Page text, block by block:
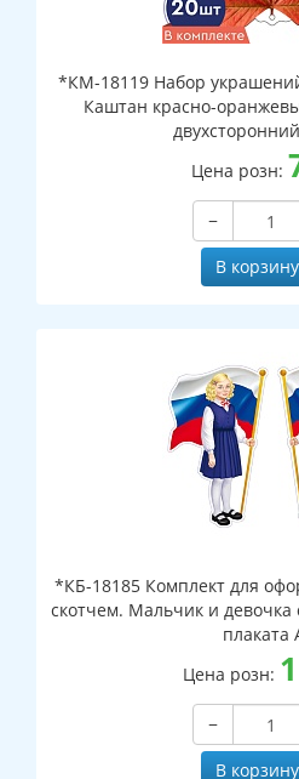
*КМ-18119 Набор
Каштан красно-
Цена розн:
−
В корзину
*КБ-18185 Комплект для
скотчем. Мальчик и девочка
плаката
Цена розн:
−
В корзину